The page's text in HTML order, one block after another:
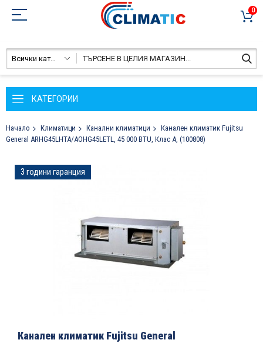
0
Всички категории
КАТЕГОРИИ
Начало Климатици Канални климатици
Канален климатик Fujitsu
General ARHG45LHTA/AOHG45LETL, 45 000 BTU, Клас А, (100808)
Преминете
към
3 години гаранция
към
Канален климатик Fujitsu General